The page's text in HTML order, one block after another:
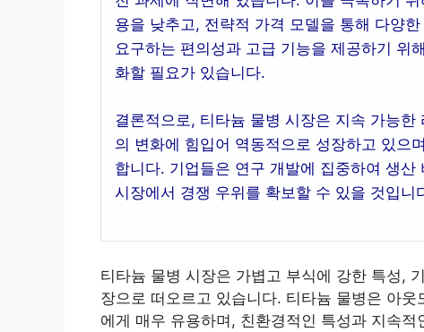
용을 낮추고, 전략적 가격 모델을 통해 다양
요구하는 편의성과 고급 기능을 제공하기 위
화할 필요가 있습니다.
결론적으로, 티타늄 물병 시장은 지속 가능
의 변화에 힘입어 역동적으로 성장하고 있으
합니다. 기업들은 연구 개발에 집중하여 생
시장에서 경쟁 우위를 확보할 수 있을 것입니
티타늄 물병 시장은 가볍고 부식에 강한 특성,
장으로 떠오르고 있습니다. 티타늄 물병은 아
에게 매우 유용하며, 친환경적인 특성과 지속